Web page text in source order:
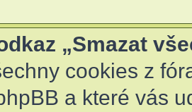
„Smazat
cookies z
a které vás